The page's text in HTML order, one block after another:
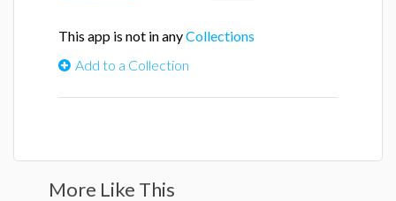
This app is not in anyCollections
Add to a Collection
More Like This